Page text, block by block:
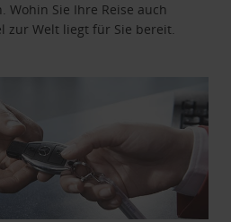
Sie Ihre Reise auch
zur Welt liegt für Sie bereit.